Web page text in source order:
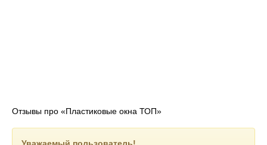
Отзывы про «Пластиковые окна ТОП»